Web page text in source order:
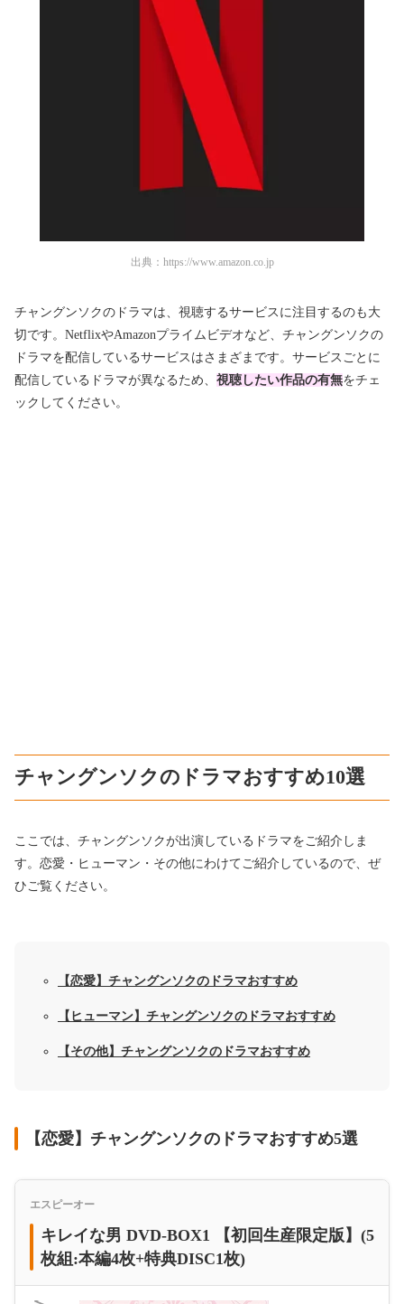
出典： https://www.amazon.co.jp
チャングンソクのドラマは、視聴するサービスに注目するのも大
切です。NetflixやAmazonプライムビデオなど、チャングンソクの
ドラマを配信しているサービスはさまざまです。サービスごとに
配信しているドラマが異なるため、 視聴したい作品の有無をチェ
ックしてください。
チャングンソクのドラマおすすめ10選
ここでは、チャングンソクが出演しているドラマをご紹介しま
す。恋愛・ヒューマン・その他にわけてご紹介しているので、ぜ
ひご覧ください。
【恋愛】チャングンソクのドラマおすすめ
【ヒューマン】チャングンソクのドラマおすすめ
【その他】チャングンソクのドラマおすすめ
【恋愛】チャングンソクのドラマおすすめ5選
エスピーオー
キレイな男 DVD-BOX1 【初回生産限定版】(5
枚組:本編4枚+特典DISC1枚)
＜